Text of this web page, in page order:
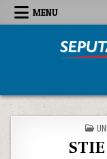
Skip to content
MENU